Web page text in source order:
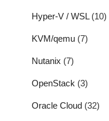
Hyper-V / WSL(10)
KVM/qemu (7)
Nutanix (7)
OpenStack (3)
Oracle Cloud (32)